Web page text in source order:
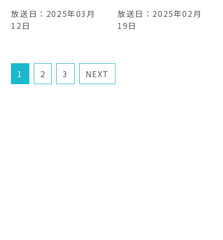
放送日： 2025年03月
12日
放送日： 2025年02月
19日
1 2 3 NEXT